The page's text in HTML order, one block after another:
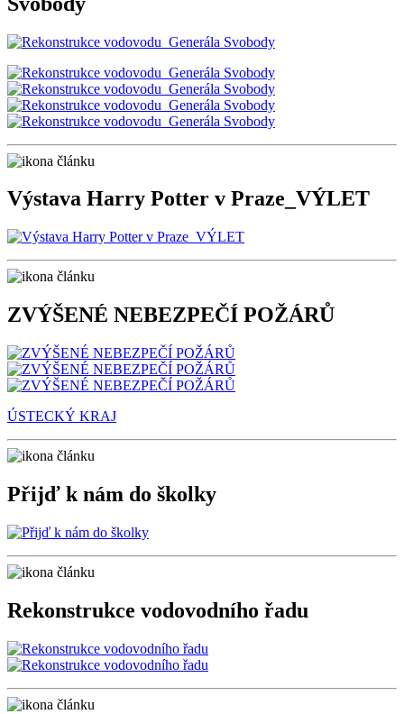
Výstava Harry Potter v Praze_VÝLET
ZVÝŠENÉ NEBEZPEČÍ POŽÁRŮ
ÚSTECKÝ KRAJ
Přijď k nám do školky
Rekonstrukce vodovodního řadu